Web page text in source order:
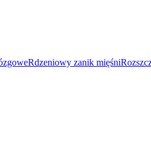
Rdzeniowy zanik mięśni